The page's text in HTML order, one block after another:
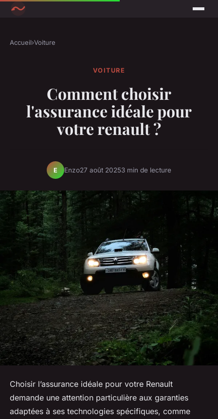
Accueil›Voiture
VOITURE
Comment choisir
l'assurance idéale pour
votre renault ?
E Enzo27 août 20253 min de lecture
Choisir l’assurance idéale pour votre Renault
demande une attention particulière aux garanties
adaptées à ses technologies spécifiques, comme